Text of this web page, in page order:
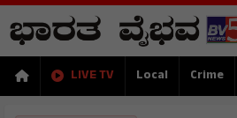
LIVE TV Local Crime